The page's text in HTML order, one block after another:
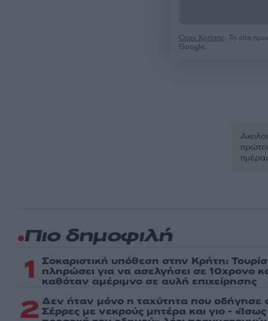
Όροι Χρήσης. Το site
Google.
Πιο δημοφιλή
1 Σοκαριστική υπόθεση στην Κρήτη:
πληρώσει για να ασελγήσει σε 10χρονο
καθόταν αμέριμνο σε αυλή επιχείρησης
2 Δεν ήταν μόνο η ταχύτητα που οδήγησε
Σέρρες με νεκρούς μητέρα και γιο -